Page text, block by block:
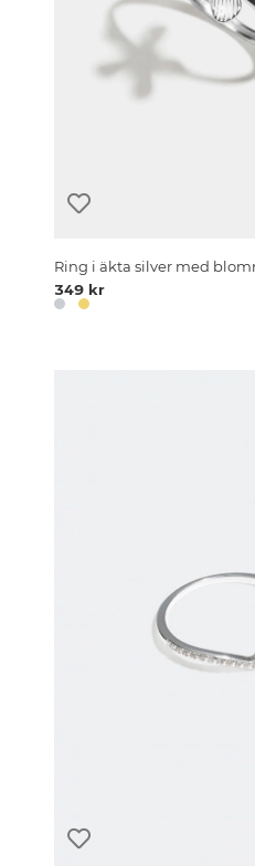
Ring i äkta silver med
349 kr